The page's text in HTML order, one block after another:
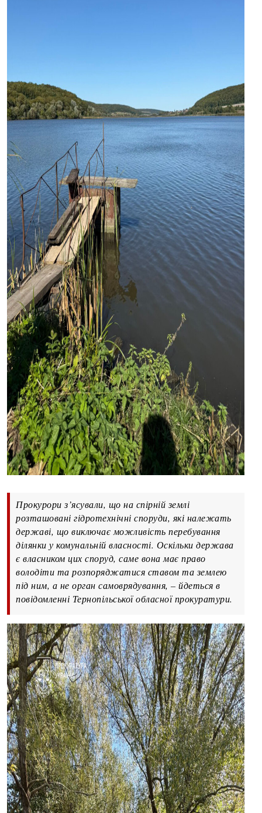
Прокурори з’ясували, що на спірній землі
розташовані гідротехнічні споруди, які належать
державі, що виключає можливість перебування
ділянки у комунальній власності. Оскільки держава
є власником цих споруд, саме вона має право
володіти та розпоряджатися ставом та землею
під ним, а не орган самоврядування, – йдеться в
повідомленні Тернопільської обласної прокуратури.